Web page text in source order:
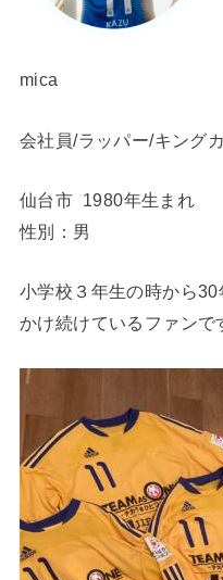
mica
会社員/ラッパー/キング
仙台市 1980年生まれ
性別：男
小学校３年生の時から
かけ続けているファンで